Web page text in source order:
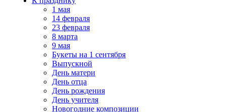
1 мая
14 февраля
23 февраля
8 марта
9 мая
Букеты на 1 сентября
Выпускной
День матери
День отца
День рождения
День учителя
Новогодние композиции